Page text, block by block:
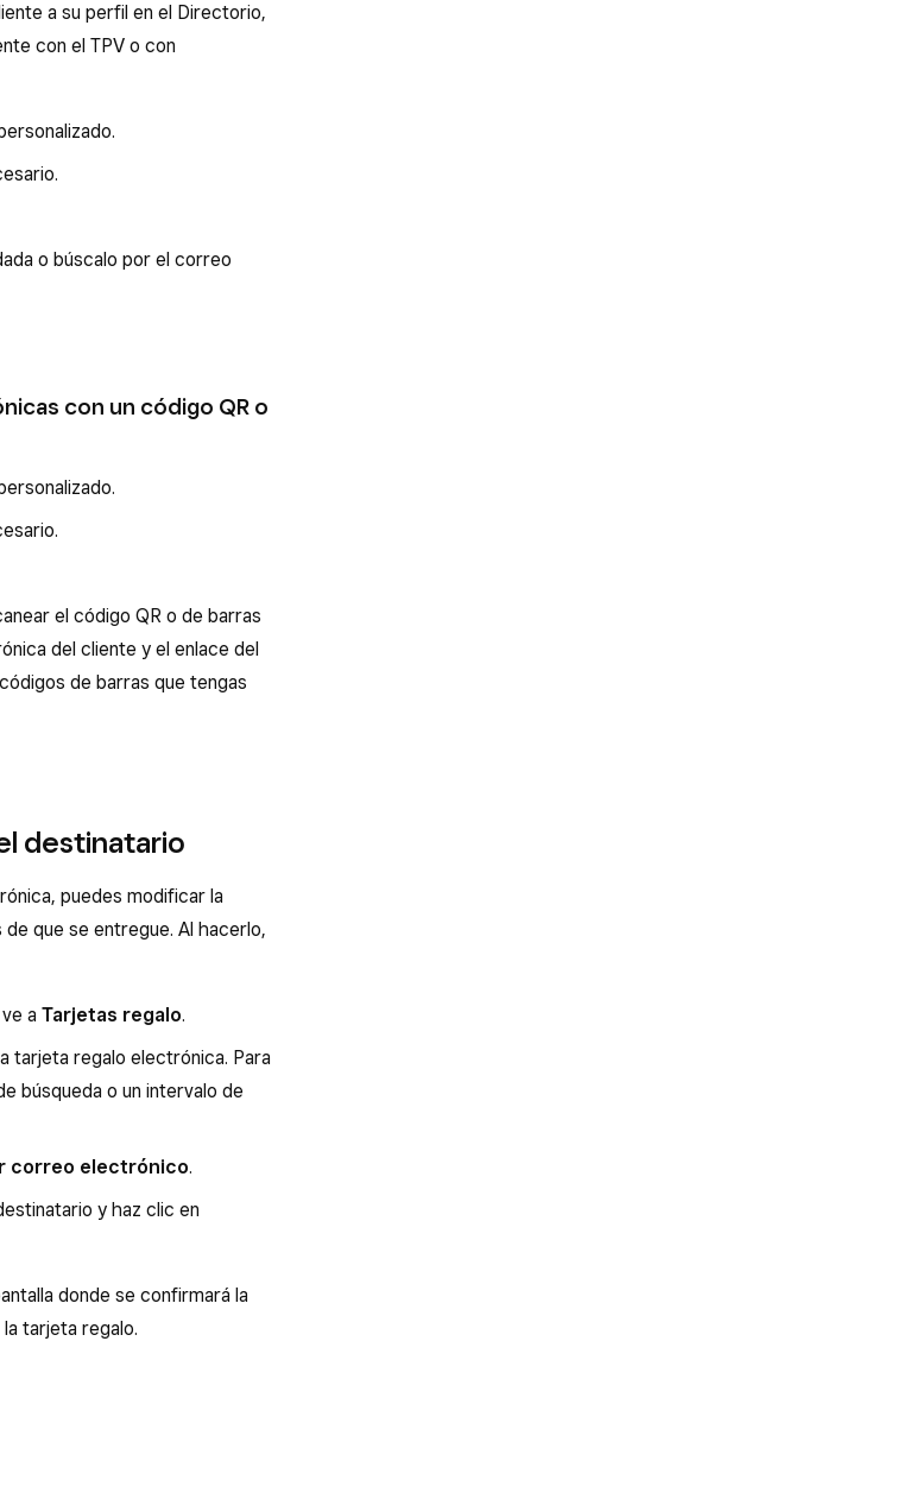
a su perfil en el Directorio,
con el TPV o con
o búscalo por el correo
con un código QR o
el código QR o de barras
del cliente y el enlace del
de barras que tengas
destinatario
puedes modificar la
que se entregue. Al hacerlo,
a Tarjetas regalo.
tarjeta regalo electrónica. Para
búsqueda o un intervalo de
correo electrónico.
y haz clic en
donde se confirmará la
tarjeta regalo.